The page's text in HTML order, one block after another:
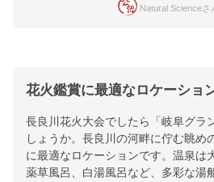
Natural Scienceさ
花火鑑賞に最適なロケーショ
長良川花火大会でしたら「岐阜グラ
しょうか。長良川の河畔に佇む眺め
に最適なロケーションです。温泉は
薬草風呂、白湯風呂など、多彩な湯